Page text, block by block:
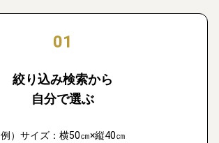
01
絞り込み検索から
自分で選ぶ
例）サイズ：横50㎝×縦40㎝